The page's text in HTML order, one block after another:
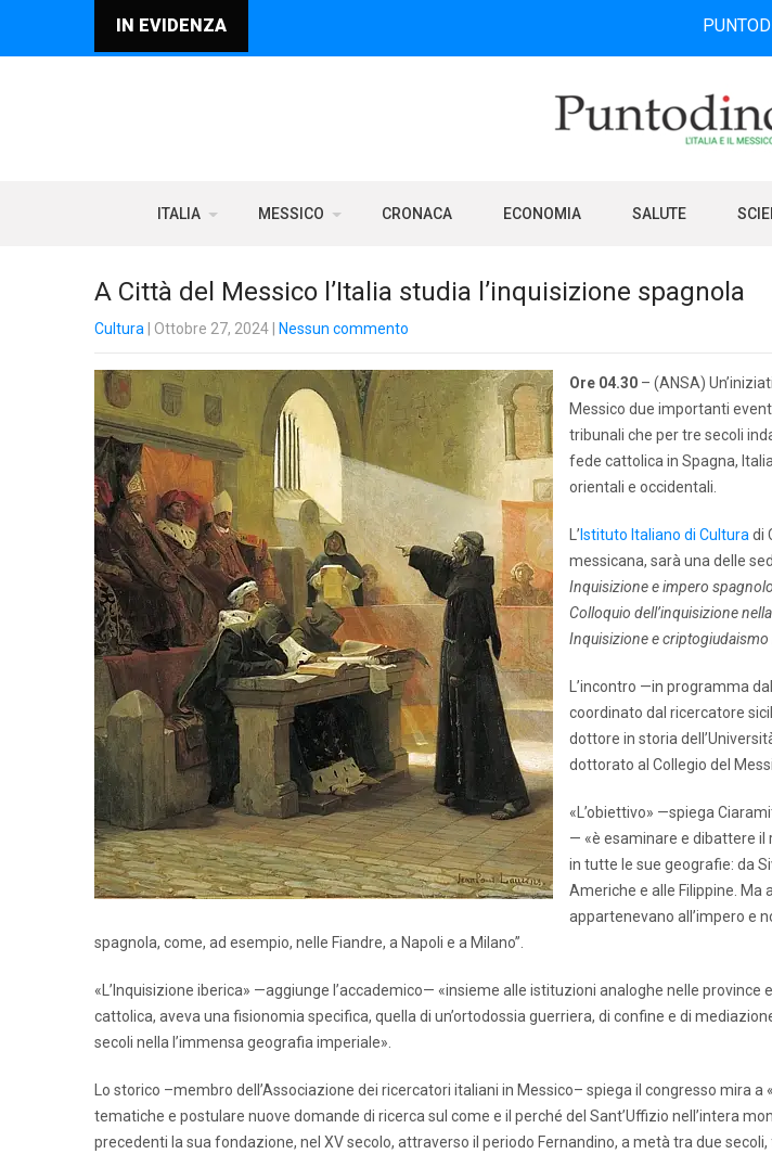
IN EVIDENZA
ITALIA MESSICO CRONACA ECONOMIA SALUTE
A Città del Messico l’Italia studia l’inquisizione spagnola
Cultura | Ottobre 27, 2024 Nessun commento
Ore 04.30 – (ANSA)
Messico due importanti
tribunali che per tre secoli
fede cattolica in Spagna,
orientali e occidentali.
L’ Istituto Italiano di Cultura di
messicana, sarà una delle
Inquisizione e impero spagnolo
Colloquio dell’inquisizione
Inquisizione e
L’incontro —in programma
coordinato dal ricercatore
dottore in storia
dottorato al Collegio del
«L’obiettivo» —spiega
— «è esaminare e dibattere il
in tutte le sue geografie: da
Americhe e alle Filippine. Ma
appartenevano all’impero e
spagnola, come, ad esempio, nelle Fiandre, a Napoli e a Milano”.
«L’Inquisizione iberica» —aggiunge l’accademico— «insieme alle istituzioni analoghe nelle province
cattolica, aveva una fisionomia specifica, quella di un’ortodossia guerriera, di confine e di
secoli nella l’immensa geografia imperiale».
Lo storico –membro dell’Associazione dei ricercatori italiani in Messico– spiega il congresso mira
tematiche e postulare nuove domande di ricerca sul come e il perché del Sant’Uffizio nell’intera
precedenti la sua fondazione, nel XV secolo, attraverso il periodo Fernandino, a metà tra due secoli,